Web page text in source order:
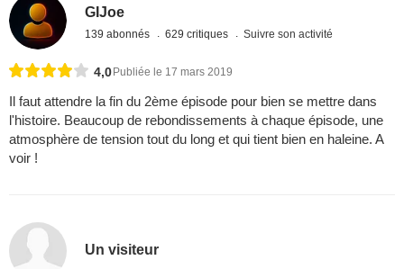
GIJoe
139 abonnés 629 critiques Suivre son activité
4,0 Publiée le 17 mars 2019
Il faut attendre la fin du 2ème épisode pour bien se mettre dans
l'histoire. Beaucoup de rebondissements à chaque épisode, une
atmosphère de tension tout du long et qui tient bien en haleine. A
voir !
Un visiteur